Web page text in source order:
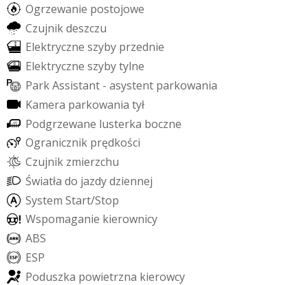
Ogrzewanie postojowe
Czujnikdeszczu
Elektryczne szyby przednie
Elektryczne szybytylne
ParkAssistant - asystent parkowania
Kamera parkowania tył
Podgrzewane lusterka boczne
Ogranicznik prędkości
Czujnik zmierzchu
Światła do jazdydziennej
System Start/Stop
Wspomaganie kierownicy
ABS
ESP
Poduszka powietrzna kierowcy